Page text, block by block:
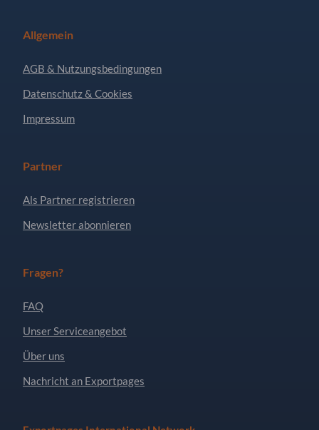
Allgemein
AGB & Nutzungsbedingungen
Datenschutz & Cookies
Impressum
Partner
Als Partner registrieren
Newsletter abonnieren
Fragen?
FAQ
Unser Serviceangebot
Über uns
Nachricht an Exportpages